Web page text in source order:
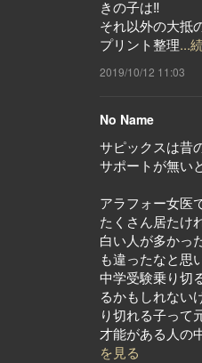
きの子は‼️
それ以外の大抵
プリント整理...
2019/10/12 11:03
No Name
サピックスは昔
サポートが無い
アラフォー女医
たくさん居たけ
白い人が多かっ
も違ったなと思
中学受験乗り切
るかもしれない
り切れる子って
才能がある人の
を見る